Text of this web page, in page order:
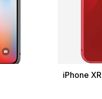
iPhone XR